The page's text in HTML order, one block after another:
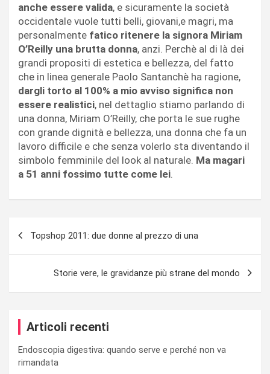
anche essere valida, e sicuramente la società
occidentale vuole tutti belli, giovani,e magri, ma
personalmente fatico ritenere la signora Miriam
O’Reilly una brutta donna, anzi. Perchè al di là dei
grandi propositi di estetica e bellezza, del fatto
che in linea generale Paolo Santanchè ha ragione,
dargli torto al 100% a mio avviso significa non
essere realistici, nel dettaglio stiamo parlando di
una donna, Miriam O’Reilly, che porta le sue rughe
con grande dignità e bellezza, una donna che fa un
lavoro difficile e che senza volerlo sta diventando il
simbolo femminile del look al naturale. Ma magari
a 51 anni fossimo tutte come lei.
articoli
Topshop 2011: due donne al prezzo di una
Storie vere, le gravidanze più strane del mondo
Articoli recenti
Endoscopia digestiva: quando serve e perché non va
rimandata